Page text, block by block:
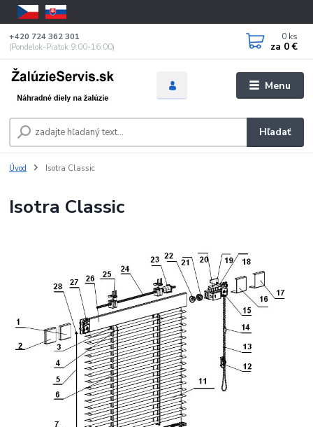
Menu
Hľadať
+420 724 362 301
(Pondelok-Piatok 9:00-16:00)
0 ks
za 0 €
Úvod Isotra Classic
Isotra Classic